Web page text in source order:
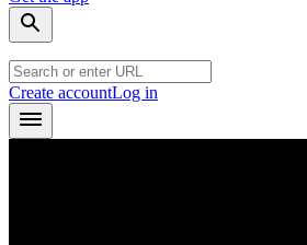
Create accountLog in